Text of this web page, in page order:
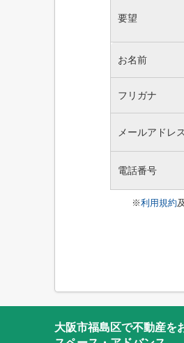
要望
お名前
フリガナ
メールアドレス
電話番号
※利用規約
大阪市福島区で不動産を